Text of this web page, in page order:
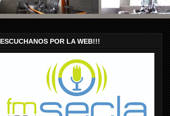
ESCUCHANOS POR LA WEB!!!